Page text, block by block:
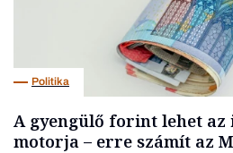
Politika
A gyengülő forint lehet
motorja – erre számít az